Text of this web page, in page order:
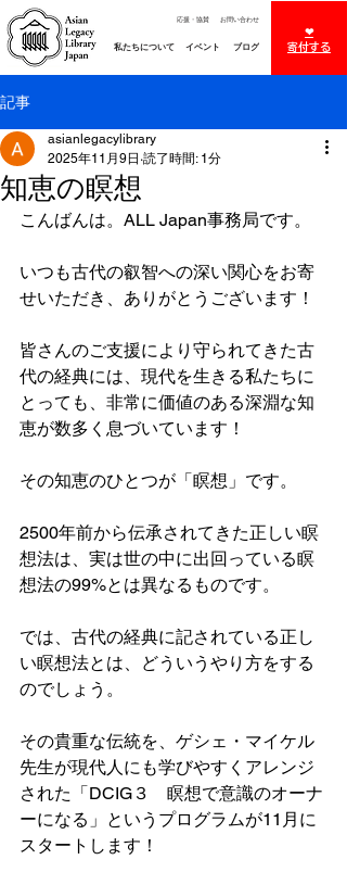
私たちについて
応援・協賛 お問い合わせ
イベント ブログ
❤︎
​寄付する
記事
知恵の瞑想
asianlegacylibrary
2025年11月9日 読了時間: 1分
こんばんは。ALL Japan事務局です。
いつも古代の叡智への深い関心をお寄
せいただき、ありがとうございます！
皆さんのご支援により守られてきた古
代の経典には、現代を生きる私たちに
とっても、非常に価値のある深淵な知
恵が数多く息づいています！
その知恵のひとつが「瞑想」です。
2500年前から伝承されてきた正しい瞑
想法は、実は世の中に出回っている瞑
想法の99%とは異なるものです。
では、古代の経典に記されている正し
い瞑想法とは、どういうやり方をする
のでしょう。
その貴重な伝統を、ゲシェ・マイケル
先生が現代人にも学びやすくアレンジ
された「DCIG３　瞑想で意識のオーナ
ーになる」というプログラムが11月に
スタートします！